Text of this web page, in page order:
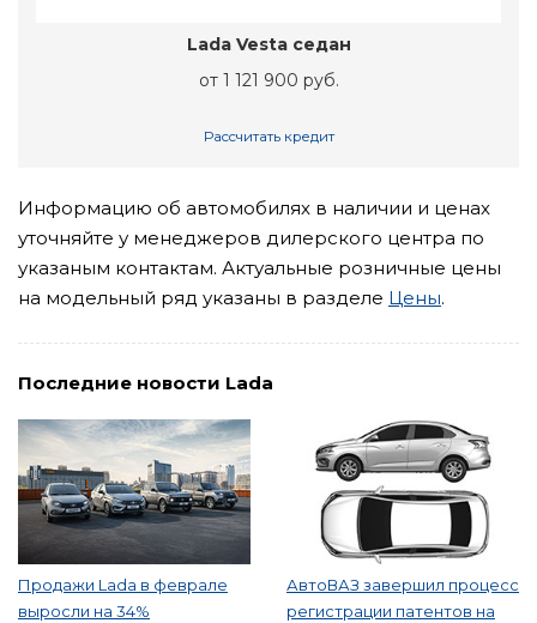
Lada Vesta седан
от 1 121 900 руб.
Рассчитать кредит
Информацию об автомобилях в наличии и ценах
уточняйте у менеджеров дилерского центра по
указаным контактам. Актуальные розничные цены
на модельный ряд указаны в разделе Цены.
Последние новости Lada
Продажи Lada в феврале
выросли на 34%
АвтоВАЗ завершил процесс
регистрации патентов на